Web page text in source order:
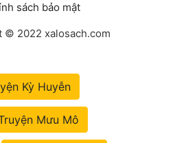
sách bảo mật
© 2022 xalosach.com
Kỳ Huyễn
Mưu Mô